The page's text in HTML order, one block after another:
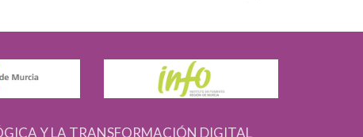
Y LA TRANSFORMACIÓN DIGITAL